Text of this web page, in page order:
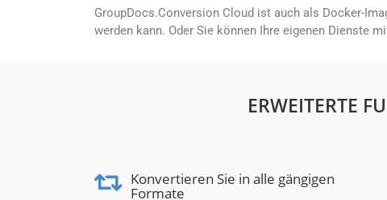
GroupDocs.Conversion Cloud ist auch als Docker-
werden kann. Oder Sie können Ihre eigenen Dienste
ERWEITERTE
Konvertieren Sie in alle gängigen
Formate